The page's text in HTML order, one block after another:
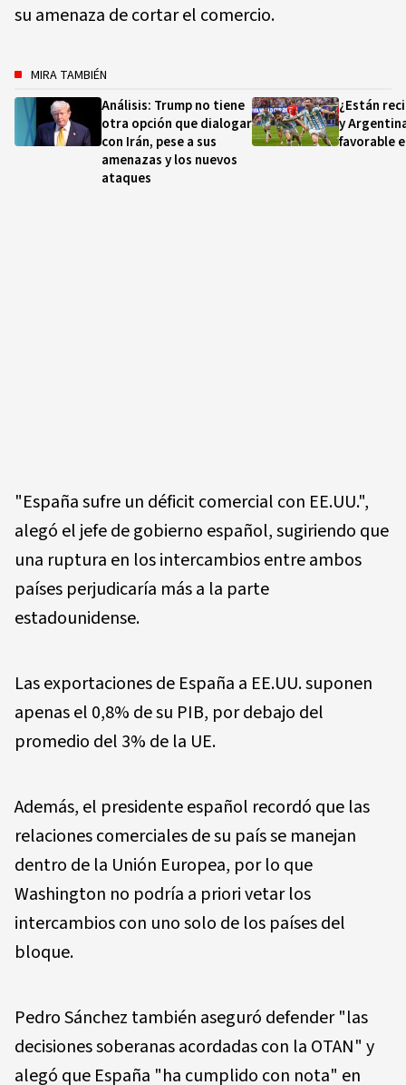
su amenaza de cortar el comercio.
MIRA TAMBIÉN
Análisis: Trump no tiene
otra opción que dialogar
con Irán, pese a sus
amenazas y los nuevos
ataques
¿Están
y
favorable
"España sufre un déficit comercial con EE.UU.",
alegó el jefe de gobierno español, sugiriendo que
una ruptura en los intercambios entre ambos
países perjudicaría más a la parte
estadounidense.
Las exportaciones de España a EE.UU. suponen
apenas el 0,8% de su PIB, por debajo del
promedio del 3% de la UE.
Además, el presidente español recordó que las
relaciones comerciales de su país se manejan
dentro de la Unión Europea, por lo que
Washington no podría a priori vetar los
intercambios con uno solo de los países del
bloque.
Pedro Sánchez también aseguró defender "las
decisiones soberanas acordadas con la OTAN" y
alegó que España "ha cumplido con nota" en